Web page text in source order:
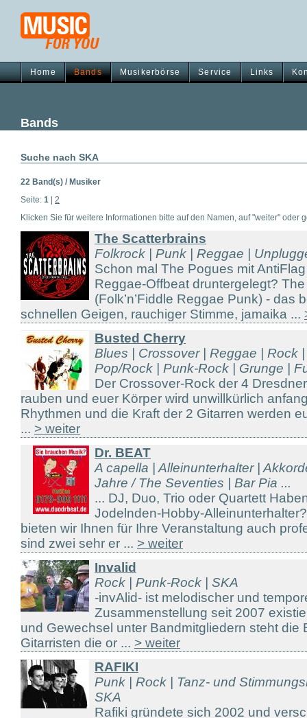
Home Bands Musikerbörse Service Links
Bands
Suche nach SKA
22 Band(s) / Musiker
Seite: 1
2
Klicken Sie für weitere Informationen bitte auf den Namen, auf "weiter" oder
The Scatterbrains
Folkrock | Punk | Reggae |
Schon mal The Pogues mit
Reggae-Offbeat druntergelegt?
(Folk’n’Fiddle Reggae Punk) - das
schnellen Geigen, rauchiger Stimme, jamaika ...
Busted Cherry
Blues | Crossover | Reggae | Rock
Pop/Rock | Punk-Rock | Grunge |
Der Crossover-Rock der 4
rauben und euer Körper wird unwillkürlich
Rhythmen und die Kraft der 2 Gitarren werden
... > weiter
Dr. BEAT
A capella | Alleinunterhalter |
Jahre / The Seventies | Bar Pia ...
... DJ, Duo, Trio oder Quartett
Jodelnden-Hobby-
bieten wir Ihnen für Ihre Veranstaltung auch
sind zwei sehr er ... > weiter
Invalid
Rock | Punk-Rock | SKA
-invAlid- ist melodischer und
Zusammenstellung seit 2007
und Gewechsel unter Bandmitgliedern steht die
Gitarristen die or ... > weiter
RAFIKI
Punk | Rock | Tanz- und
SKA
Rafiki gründete sich 2002 und